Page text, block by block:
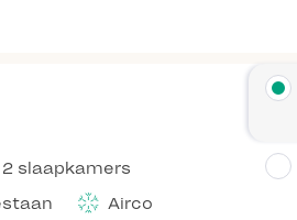
2 slaapkamers
Airco